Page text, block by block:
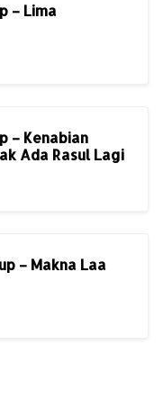
– Lima
– Kenabian
Ada Rasul Lagi
– Makna Laa